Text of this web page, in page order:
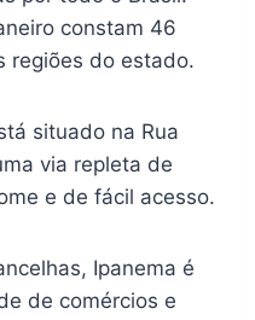
constam 46
regiões do estado.
situado na Rua
via repleta de
e de fácil acesso.
Ipanema é
de comércios e